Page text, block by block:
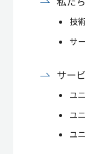
技
サ
サー
ユ
ユ
ユ